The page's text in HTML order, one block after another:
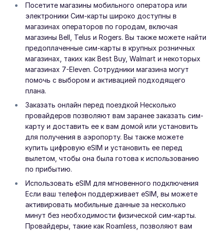
Посетите магазины мобильного оператора или
электроники Сим-карты широко доступны в
магазинах операторов по городам, включая
магазины Bell, Telus и Rogers. Вы также можете найти
предоплаченные сим-карты в крупных розничных
магазинах, таких как Best Buy, Walmart и некоторых
магазинах 7-Eleven. Сотрудники магазина могут
помочь с выбором и активацией подходящего
плана.
Заказать онлайн перед поездкой Несколько
провайдеров позволяют вам заранее заказать сим-
карту и доставить ее к вам домой или установить
для получения в аэропорту. Вы также можете
купить цифровую eSIM и установить ее перед
вылетом, чтобы она была готова к использованию
по прибытию.
Использовать eSIM для мгновенного подключения
Если ваш телефон поддерживает eSIM, вы можете
активировать мобильные данные за несколько
минут без необходимости физической сим-карты.
Провайдеры, такие как Roamless, позволяют вам